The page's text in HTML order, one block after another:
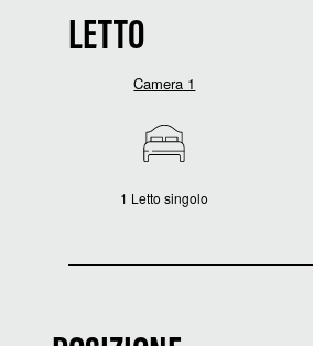
LETTO
Camera 1
1 Letto singolo